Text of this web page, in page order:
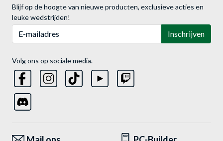
Blijf op de hoogte van nieuwe producten, exclusieve acties en
leuke wedstrijden!
Inschrijven
Volg ons op sociale media.